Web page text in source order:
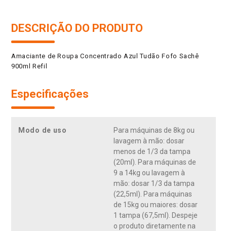
DESCRIÇÃO DO PRODUTO
Amaciante de Roupa Concentrado Azul Tudão Fofo Sachê
900ml Refil
Especificações
Modo de uso
Para máquinas de 8kg ou
lavagem à mão: dosar
menos de 1/3 da tampa
(20ml). Para máquinas de
9 a 14kg ou lavagem à
mão: dosar 1/3 da tampa
(22,5ml). Para máquinas
de 15kg ou maiores: dosar
1 tampa (67,5ml). Despeje
o produto diretamente na